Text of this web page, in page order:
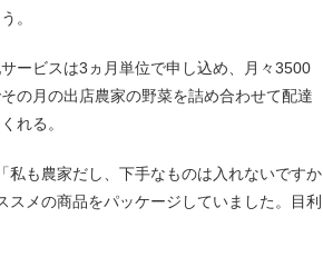
。
ービスは3ヵ月単位で申し込め、月々3500
の月の出店農家の野菜を詰め合わせて配達
れる。
も農家だし、下手なものは入れないですか
メの商品をパッケージしていました。目利